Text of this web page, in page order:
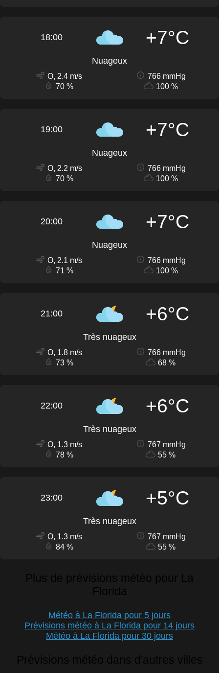
18:00 +7°C
Nuageux
O, 2.4 m/s
766 mmHg
70 %
100 %
19:00 +7°C
Nuageux
O, 2.2 m/s
766 mmHg
70 %
100 %
20:00 +7°C
Nuageux
O, 2.1 m/s
766 mmHg
71 %
100 %
21:00 +6°C
Très nuageux
O, 1.8 m/s
766 mmHg
73 %
68 %
22:00 +6°C
Très nuageux
O, 1.3 m/s
767 mmHg
78 %
55 %
23:00 +5°C
Très nuageux
O, 1.3 m/s
767 mmHg
84 %
55 %
Plus de prévisions météo pour La
Florida
Météo à La Florida pour 5 jours
Prévisions météo à La Florida pour 14 jours
Météo à La Florida pour 30 jours
Prévisions météo dans d'autres villes